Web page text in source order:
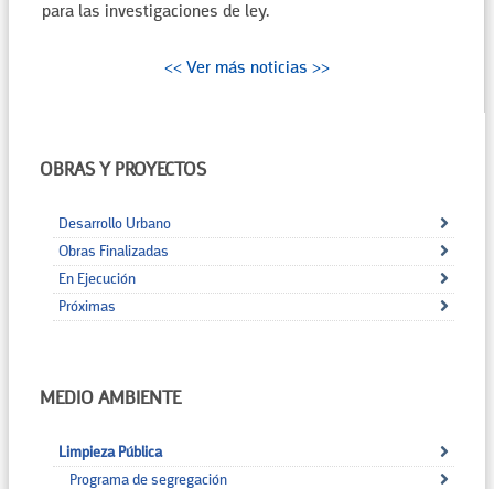
para las investigaciones de ley.
<< Ver más noticias >>
OBRAS Y PROYECTOS
Desarrollo Urbano
Obras Finalizadas
En Ejecución
Próximas
MEDIO AMBIENTE
Limpieza Pública
Programa de segregación